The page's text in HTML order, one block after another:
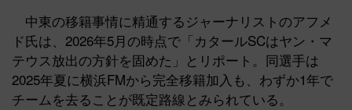
中東の移籍事情に精通するジャーナリストのアフメ
ド氏は、2026年5月の時点で「カタールSCはヤン・マ
テウス放出の方針を固めた」とリポート。同選手は
2025年夏に横浜FMから完全移籍加入も、わずか1年で
チームを去ることが既定路線とみられている。